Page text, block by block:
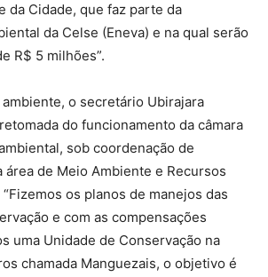
da Cidade, que faz parte da
da Celse (Eneva) e na qual serão
R$ 5 milhões”.
o secretário Ubirajara
do funcionamento da câmara
sob coordenação de
área de Meio Ambiente e Recursos
os planos de manejos das
e com as compensações
uma Unidade de Conservação na
chamada Manguezais, o objetivo é